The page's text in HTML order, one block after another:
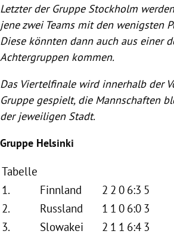
Letzter der Gruppe Stockholm
jene zwei Teams mit den wenigsten
Diese könnten dann auch aus einer
Achtergruppen kommen.
Das Viertelfinale wird innerhalb der
Gruppe gespielt, die Mannschaften
der jeweiligen Stadt.
Gruppe Helsinki
Tabelle
1.
Finnland 2 2 0 6:3 5
2.
Russland 1 1 0 6:0 3
3.
Slowakei 2 1 1 6:4 3